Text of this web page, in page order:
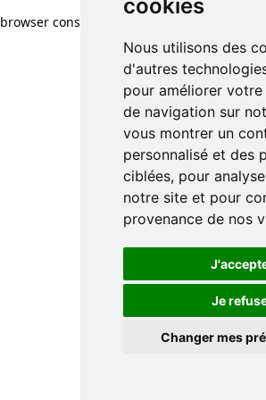
cookies
Nous utilisons des
d'autres
pour améliorer votre
de navigation sur
vous montrer un
personnalisé et des
ciblées, pour
notre site et pour
provenance de nos
Je
Changer mes
browser console for more information)